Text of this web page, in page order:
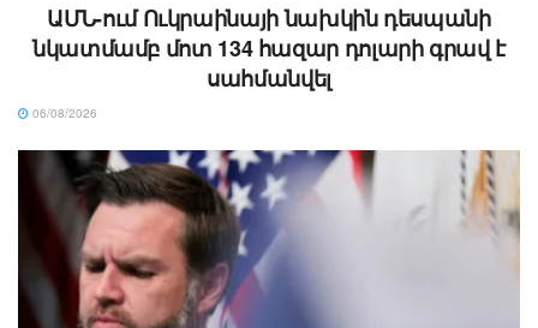
ԱՄՆ-ում Ուկրաինայի նախկին դեսպանի
նկատմամբ մոտ 134 հազար դոլարի գրավ է
սահմանվել
06/08/2026